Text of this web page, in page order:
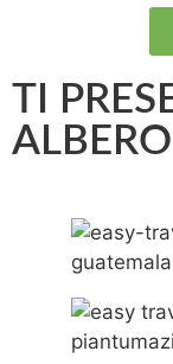
TI
ALBERO